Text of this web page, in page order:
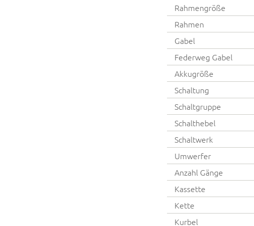
Rahmengröße
Rahmen
Gabel
Federweg Gabel
Akkugröße
Schaltung
Schaltgruppe
Schalthebel
Schaltwerk
Umwerfer
Anzahl Gänge
Kassette
Kette
Kurbel